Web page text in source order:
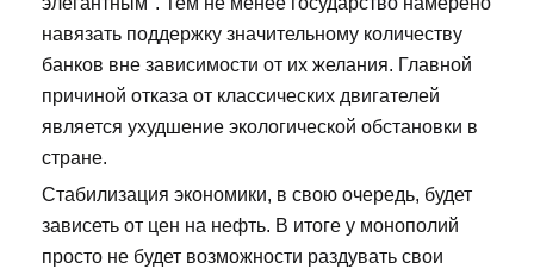
навязать поддержку значительному количеству
банков вне зависимости от их желания. Главной
причиной отказа от классических двигателей
является ухудшение экологической обстановки в
стране.
Стабилизация экономики, в свою очередь, будет
зависеть от цен на нефть. В итоге у монополий
просто не будет возможности раздувать свои